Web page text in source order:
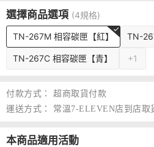
選擇商品選項 (4規格)
TN-267M 相容碳匣【紅】 TN-
TN-267C 相容碳匣【青】 +1
付款方式：
超商取貨付款
運送方式：
常溫7-ELEVEN店到店取
本商品適用活動